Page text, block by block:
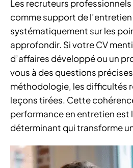
Les recruteurs
comme support de
systématiquement sur les
approfondir. Si votre CV
d’affaires développé ou un
vous à des questions
méthodologie, les difficultés
leçons tirées. Cette
performance en entretien est
déterminant qui transforme